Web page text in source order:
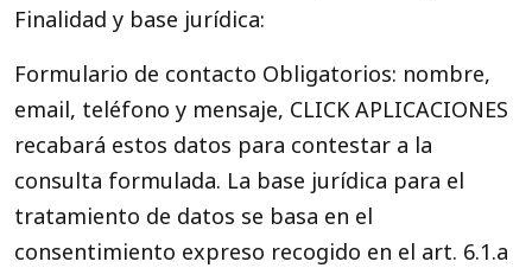
Finalidad y base jurídica:
Formulario de contacto Obligatorios: nombre,
email, teléfono y mensaje, CLICK APLICACIONES
recabará estos datos para contestar a la
consulta formulada. La base jurídica para el
tratamiento de datos se basa en el
consentimiento expreso recogido en el art. 6.1.a